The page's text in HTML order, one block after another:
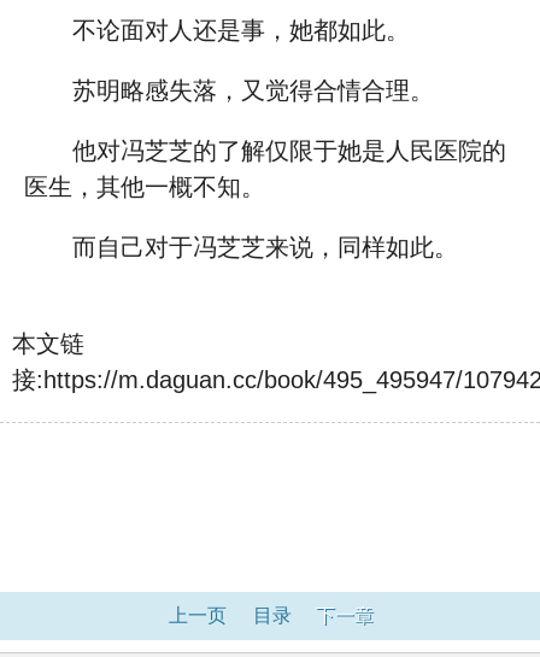
不论面对人还是事，她都如此。
苏明略感失落，又觉得合情合理。
他对冯芝芝的了解仅限于她是人民医院的
医生，其他一概不知。
而自己对于冯芝芝来说，同样如此。
本文链
接: https://m.daguan.cc/book/495_495947/
上一页 目录 下一章